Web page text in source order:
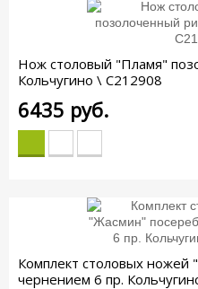
Нож столовый "Пламя"
Кольчугино \ С212908
6435 руб.
Комплект столовых ножей
чернением 6 пр.